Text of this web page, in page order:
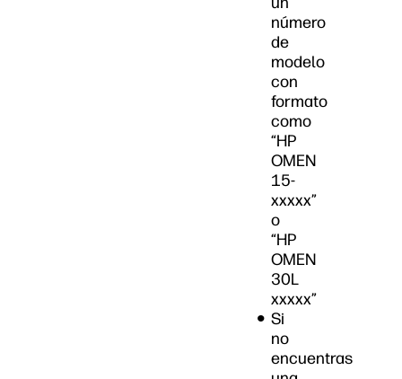
número
de
modelo
con
formato
como
“HP
OMEN
15-
xxxxx”
o
“HP
OMEN
30L
xxxxx”
Si
no
encuentras